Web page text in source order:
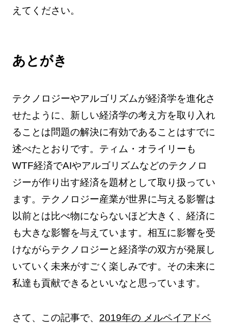
えてください。
あとがき
テクノロジーやアルゴリズムが経済学を進化さ
せたように、新しい経済学の考え方を取り入れ
ることは問題の解決に有効であることはすでに
述べたとおりです。ティム・オライリーも
WTF経済でAIやアルゴリズムなどのテクノロ
ジーが作り出す経済を題材として取り扱ってい
ます。テクノロジー産業が世界に与える影響は
以前とは比べ物にならないほど大きく、経済に
も大きな影響を与えています。相互に影響を受
けながらテクノロジーと経済学の双方が発展し
いていく未来がすごく楽しみです。その未来に
私達も貢献できるといいなと思っています。
さて、この記事で、 2019年の メルペイアドベ